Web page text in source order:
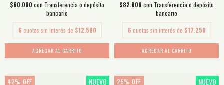
$60.000 con Transferencia o depósito
bancario
6 cuotas sin interés de $12.500
AGREGAR AL CARRITO
$82.800 con Transferencia o depósito
bancario
6 cuotas sin interés de $17.250
AGREGAR AL CARRITO
42% OFF NUEVO 25% OFF NUEVO